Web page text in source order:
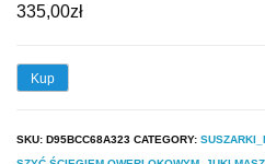
335,00zł
Kup
SKU: D95BCC68A323 CATEGORY: